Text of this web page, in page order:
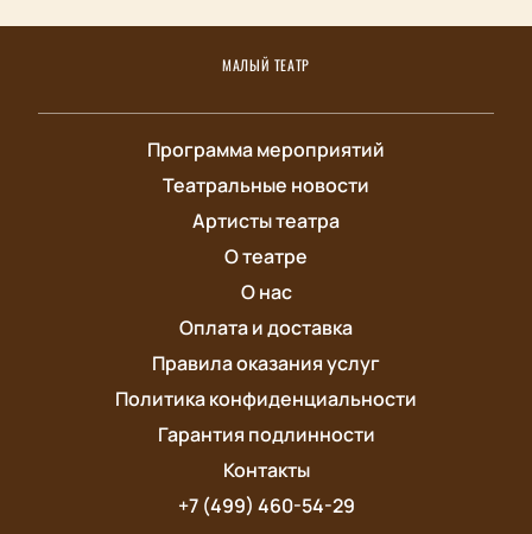
МАЛЫЙ ТЕАТР
Программа мероприятий
Театральные новости
Артисты театра
О театре
О нас
Оплата и доставка
Правила оказания услуг
Политика конфиденциальности
Гарантия подлинности
Контакты
+7 (499) 460-54-29